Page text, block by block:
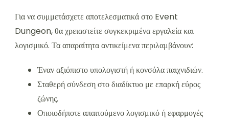
Για να συμμετάσχετε αποτελεσματικά στο Event
Dungeon, θα χρειαστείτε συγκεκριμένα εργαλεία και
λογισμικό. Τα απαραίτητα αντικείμενα περιλαμβάνουν:
Έναν αξιόπιστο υπολογιστή ή κονσόλα παιχνιδιών.
Σταθερή σύνδεση στο διαδίκτυο με επαρκή εύρος
ζώνης.
Οποιοδήποτε απαιτούμενο λογισμικό ή εφαρμογές